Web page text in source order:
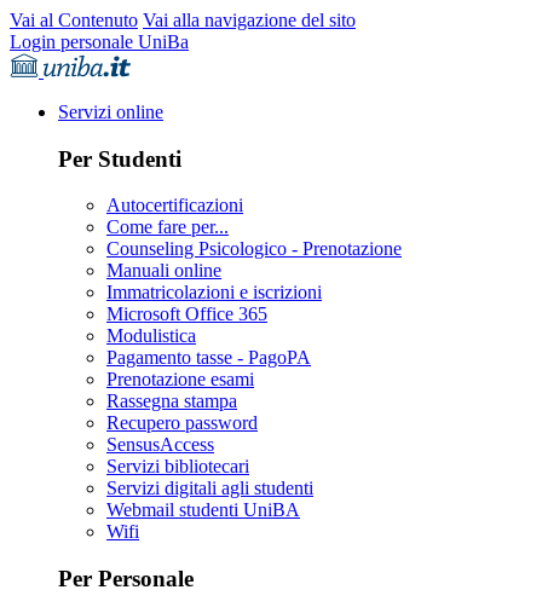
Vai al Contenuto Vai alla navigazione del sito
Login personale UniBa
Servizi online
Per Studenti
Autocertificazioni
Come fare per...
Counseling Psicologico - Prenotazione
Manuali online
Immatricolazioni e iscrizioni
Microsoft Office 365
Modulistica
Pagamento tasse - PagoPA
Prenotazione esami
Rassegna stampa
Recupero password
SensusAccess
Servizi bibliotecari
Servizi digitali agli studenti
Webmail studenti UniBA
Wifi
Per Personale